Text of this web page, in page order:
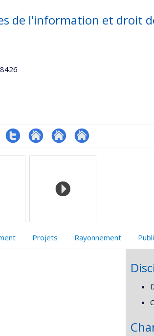
de l'information et droit
CompteAutre Autre Autre
Projets Rayonnement